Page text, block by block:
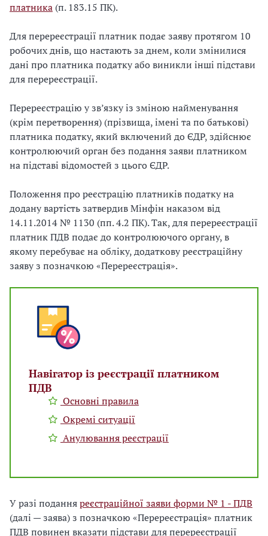
платника (п. 183.15 ПК).
Для перереєстрації платник подає заяву протягом 10
робочих днів, що настають за днем, коли змінилися
дані про платника податку або виникли інші підстави
для перереєстрації.
Перереєстрацію у зв’язку із зміною найменування
(крім перетворення) (прізвища, імені та по батькові)
платника податку, який включений до ЄДР, здійснює
контролюючий орган без подання заяви платником
на підставі відомостей з цього ЄДР.
Положення про реєстрацію платників податку на
додану вартість затвердив Мінфін наказом від
14.11.2014 № 1130 (пп. 4.2 ПК). Так, для перереєстрації
платник ПДВ подає до контролюючого органу, в
якому перебуває на обліку, додаткову реєстраційну
заяву з позначкою «Перереєстрація».
Hавігатор із реєстрації платником
ПДВ
Основні правила
Окремі ситуації
Анулювання реєстрації
У разі поданняреєстраційної заяви форми № 1 - ПДВ
(далі — заява) з позначкою «Перереєстрація» платник
ПДВ повинен вказати підстави для перереєстрації